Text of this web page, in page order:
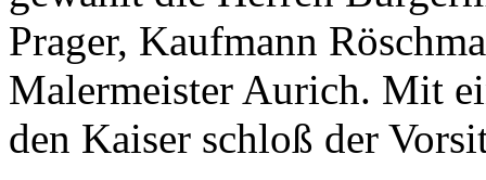
Prager, Kaufmann
Malermeister Aurich. Mit
den Kaiser schloß der